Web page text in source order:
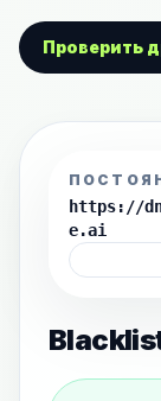
Проверить
https://
e.ai